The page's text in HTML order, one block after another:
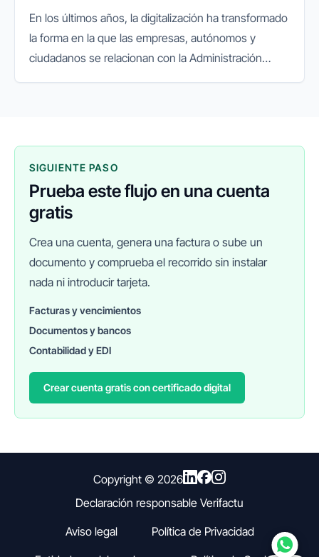
En los últimos años, la digitalización ha transformado
la forma en la que las empresas, autónomos y
ciudadanos se relacionan con la Administración
SIGUIENTE PASO
Prueba este flujo en una cuenta
gratis
Crea una cuenta, genera una factura o sube un
documento y comprueba el recorrido sin instalar
nada ni introducir tarjeta.
Facturas y vencimientos
Documentos y bancos
Contabilidad y EDI
Crear cuenta gratis con certificado digital
Copyright © 2026
Declaración responsable Verifactu
Aviso legal
Política de Privacidad
FINANEDI
Hablemos ahora
Pedir información sobre FinanEDI